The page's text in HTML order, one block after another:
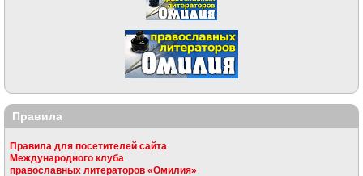
Правила
Правила для посетителей сайта
Международного клуба
православных литераторов «Омилия»